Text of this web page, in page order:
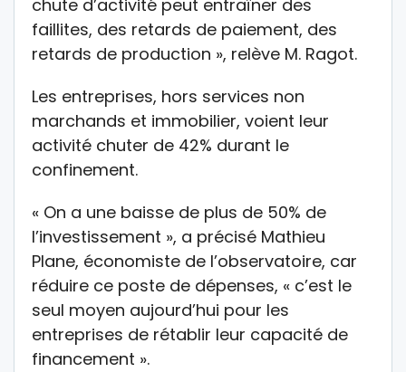
chute d’activité peut entraîner des
faillites, des retards de paiement, des
retards de production », relève M. Ragot.
Les entreprises, hors services non
marchands et immobilier, voient leur
activité chuter de 42% durant le
confinement.
« On a une baisse de plus de 50% de
l’investissement », a précisé Mathieu
Plane, économiste de l’observatoire, car
réduire ce poste de dépenses, « c’est le
seul moyen aujourd’hui pour les
entreprises de rétablir leur capacité de
financement ».